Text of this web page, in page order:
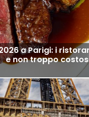
a Parigi: i
e non troppo